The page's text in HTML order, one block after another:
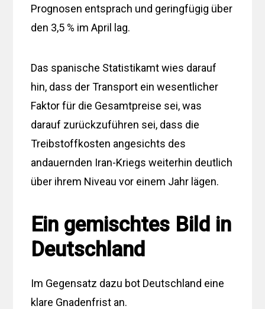
Prognosen entsprach und geringfügig über
den 3,5 % im April lag.
Das spanische Statistikamt wies darauf
hin, dass der Transport ein wesentlicher
Faktor für die Gesamtpreise sei, was
darauf zurückzuführen sei, dass die
Treibstoffkosten angesichts des
andauernden Iran-Kriegs weiterhin deutlich
über ihrem Niveau vor einem Jahr lägen.
Ein gemischtes Bild in
Deutschland
Im Gegensatz dazu bot Deutschland eine
klare Gnadenfrist an.